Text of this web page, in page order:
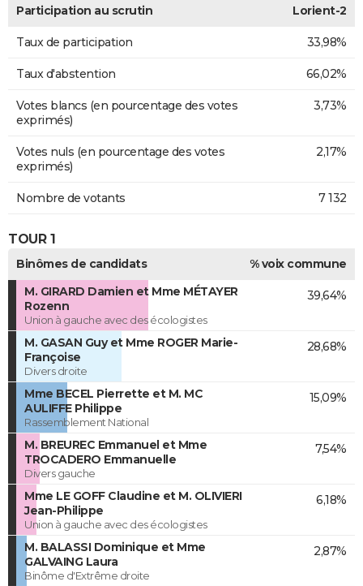
Participation au scrutin Lorient-2
Taux de participation 33,98%
Taux d'abstention 66,02%
Votes blancs (en pourcentage des votes
exprimés)
3,73%
Votes nuls (en pourcentage des votes
exprimés)
2,17%
Nombre de votants 7 132
TOUR 1
Binômes de candidats
% voix commune
M. GIRARD Damien et Mme MÉTAYER
Rozenn
Union à gauche avec des écologistes
39,64%
M. GASAN Guy et Mme ROGER Marie-
Françoise
Divers droite
28,68%
Mme BECEL Pierrette et M. MC
AULIFFE Philippe
Rassemblement National
15,09%
M. BREUREC Emmanuel et Mme
TROCADERO Emmanuelle
Divers gauche
7,54%
Mme LE GOFF Claudine et M. OLIVIERI
Jean-Philippe
Union à gauche avec des écologistes
6,18%
M. BALASSI Dominique et Mme
GALVAING Laura
Binôme d'Extrême droite
2,87%